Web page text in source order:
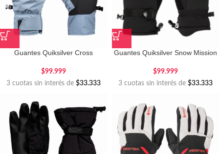
Guantes Quiksilver Cross
$99.999
3 cuotas sin interés de $33.333
Guantes Quiksilver Snow Mission
$99.999
3 cuotas sin interés de $33.333